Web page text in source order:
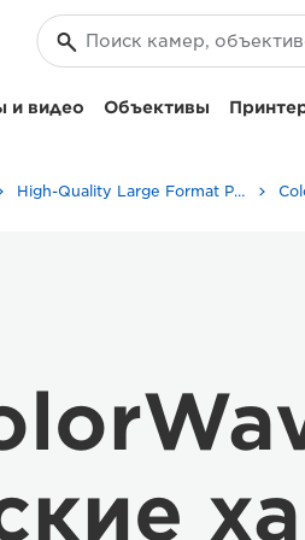
и видео Объективы
High-Quality Large Format Printers for CAD/GIS and Stunning Graphics